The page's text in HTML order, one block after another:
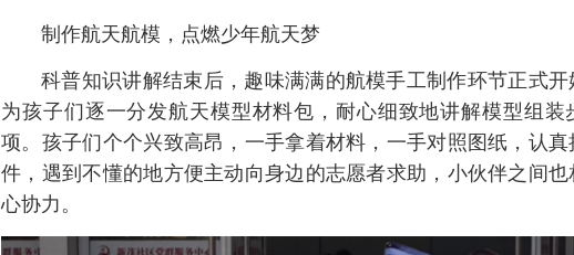
制作航天航模，点燃少年航天梦
科普知识讲解结束后，趣味满满的航模手工制作环节正式开
为孩子们逐一分发航天模型材料包，耐心细致地讲解模型组装
项。孩子们个个兴致高昂，一手拿着材料，一手对照图纸，认
件，遇到不懂的地方便主动向身边的志愿者求助，小伙伴之间
心协力。